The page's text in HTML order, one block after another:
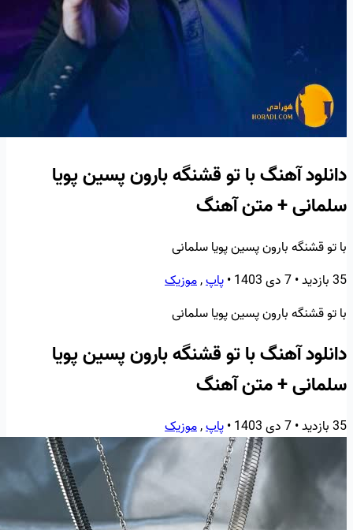
دانلود آهنگ با تو قشنگه بارون پسین پویا
سلمانی + متن آهنگ
با تو قشنگه بارون پسین پویا سلمانی
35 بازدید
•7 دی 1403 •پاپ,موزیک
با تو قشنگه بارون پسین پویا سلمانی
دانلود آهنگ با تو قشنگه بارون پسین پویا
سلمانی + متن آهنگ
35 بازدید •7 دی 1403 •پاپ,موزیک